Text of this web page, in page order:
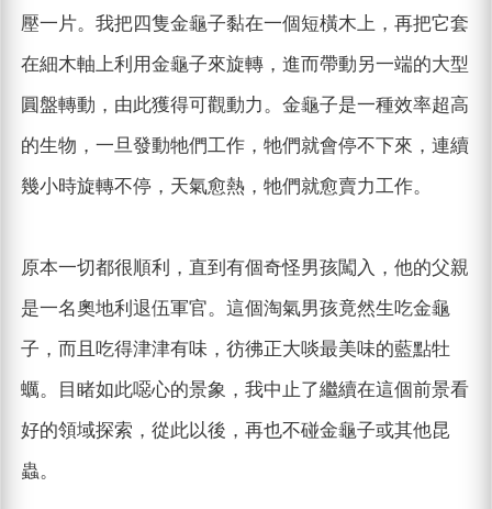
壓一片。我把四隻金龜子黏在一個短橫木上，再把它套
在細木軸上利用金龜子來旋轉，進而帶動另一端的大型
圓盤轉動，由此獲得可觀動力。金龜子是一種效率超高
的生物，一旦發動牠們工作，牠們就會停不下來，連續
幾小時旋轉不停，天氣愈熱，牠們就愈賣力工作。
原本一切都很順利，直到有個奇怪男孩闖入，他的父親
是一名奧地利退伍軍官。這個淘氣男孩竟然生吃金龜
子，而且吃得津津有味，彷彿正大啖最美味的藍點牡
蠣。目睹如此噁心的景象，我中止了繼續在這個前景看
好的領域探索，從此以後，再也不碰金龜子或其他昆
蟲。